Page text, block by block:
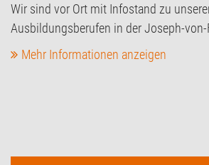
Wir sind vor Ort mit Infostand zu
Ausbildungsberufen in der Joseph-
Mehr Informationen anzeigen